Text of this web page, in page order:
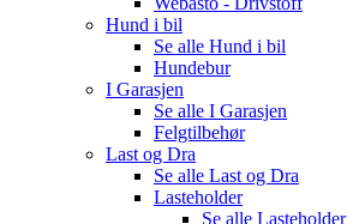
Hund i bil
Se alle Hund i bil
Hundebur
I Garasjen
Se alle I Garasjen
Felgtilbehør
Last og Dra
Se alle Last og Dra
Lasteholder
Se alle Lasteholder